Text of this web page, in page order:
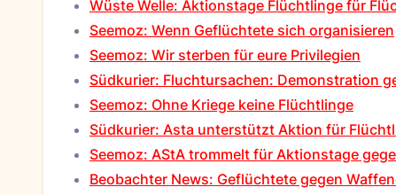
Wüste Welle: Aktionstage Flüchtlinge für
Seemoz: Wenn Geflüchtete sich organisieren
Seemoz: Wir sterben für eure Privilegien
Südkurier: Fluchtursachen: Demonstration
Seemoz: Ohne Kriege keine Flüchtlinge
Südkurier: Asta unterstützt Aktion für
Seemoz: AStA trommelt für Aktionstage
Beobachter News: Geflüchtete gegen